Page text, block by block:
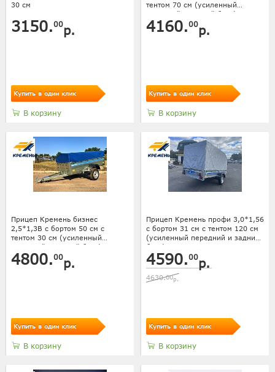
30 см
3150.00р.
Купить в один клик
В корзину
тентом 70 см (усиленный
передний и задний борт)
4160.00р.
Купить в один клик
В корзину
Прицеп Кремень бизнес
2,5*1,3В с бортом 50 см с
тентом 30 см (усиленный
передний и задний борт)
4800.00р.
Купить в один клик
В корзину
Прицеп Кремень профи 3,0*1,56
с бортом 31 см с тентом 120 см
(усиленный передний и задний
борт)
4590.00р.
4630.00р.
Купить в один клик
В корзину